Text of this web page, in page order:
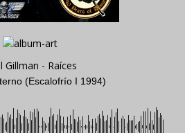
Gillman - Raíces
(Escalofrío I 1994)